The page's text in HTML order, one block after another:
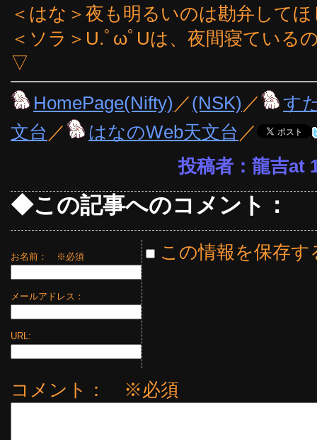
＜はな＞夜も明るいのは勘弁して
＜ソラ＞U.ﾟωﾟUは、夜間寝ている
▽
HomePage(Nifty) ／(NSK) ／
す
文台 ／ はなのWeb天文台 ／
投稿者：龍吉at
◆この記事へのコメント：
お名前： ※必須
メールアドレス：
URL:
この情報を保存す
コメント： ※必須